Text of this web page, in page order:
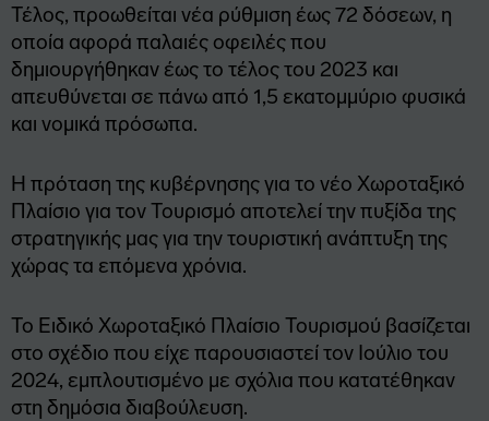
Τέλος, προωθείται νέα ρύθμιση έως 72 δόσεων, η
οποία αφορά παλαιές οφειλές που
δημιουργήθηκαν έως το τέλος του 2023 και
απευθύνεται σε πάνω από 1,5 εκατομμύριο φυσικά
και νομικά πρόσωπα.
Η πρόταση της κυβέρνησης για το νέο Χωροταξικό
Πλαίσιο για τον Τουρισμό αποτελεί την πυξίδα της
στρατηγικής μας για την τουριστική ανάπτυξη της
χώρας τα επόμενα χρόνια.
Το Ειδικό Χωροταξικό Πλαίσιο Τουρισμού βασίζεται
στο σχέδιο που είχε παρουσιαστεί τον Ιούλιο του
2024, εμπλουτισμένο με σχόλια που κατατέθηκαν
στη δημόσια διαβούλευση.